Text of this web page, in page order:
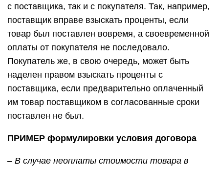
с поставщика, так и с покупателя. Так, например,
поставщик вправе взыскать проценты, если
товар был поставлен вовремя, а своевременной
оплаты от покупателя не последовало.
Покупатель же, в свою очередь, может быть
наделен правом взыскать проценты с
поставщика, если предварительно оплаченный
им товар поставщиком в согласованные сроки
поставлен не был.
ПРИМЕР формулировки условия договора
– В случае неоплаты стоимости товара в